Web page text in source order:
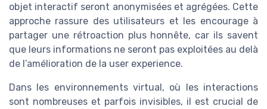
objet interactif seront anonymisées et agrégées. Cette
approche rassure des utilisateurs et les encourage à
partager une rétroaction plus honnête, car ils savent
que leurs informations ne seront pas exploitées au delà
de l’amélioration de la user experience.
Dans les environnements virtual, où les interactions
sont nombreuses et parfois invisibles, il est crucial de